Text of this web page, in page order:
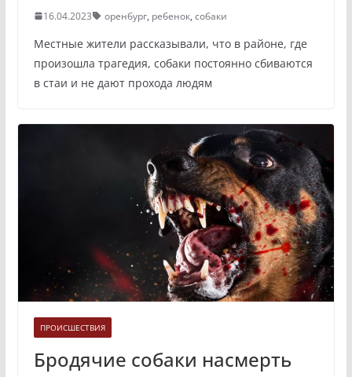
16.04.2023 оренбург, ребенок, собаки
Местные жители рассказывали, что в районе, где
произошла трагедия, собаки постоянно сбиваются
в стаи и не дают прохода людям
ПРОИСШЕСТВИЯ
Бродячие собаки насмерть